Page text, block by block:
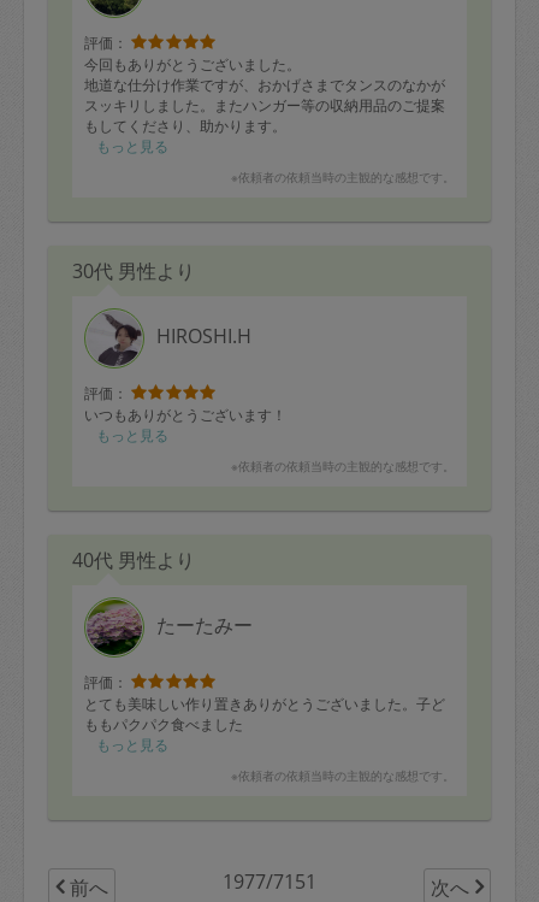
評価：
今回もありがとうございました。
地道な仕分け作業ですが、おかげさまでタンスのなかが
スッキリしました。またハンガー等の収納用品のご提案
もしてくださり、助かります。
また、よろしくお願いします。
もっと見る
※依頼者の依頼当時の主観的な感想です。
30代 男性より
HIROSHI.H
評価：
いつもありがとうございます！
もっと見る
※依頼者の依頼当時の主観的な感想です。
40代 男性より
たーたみー
評価：
とても美味しい作り置きありがとうございました。子ど
ももパクパク食べました
もっと見る
※依頼者の依頼当時の主観的な感想です。
前へ 1977/7151 次へ